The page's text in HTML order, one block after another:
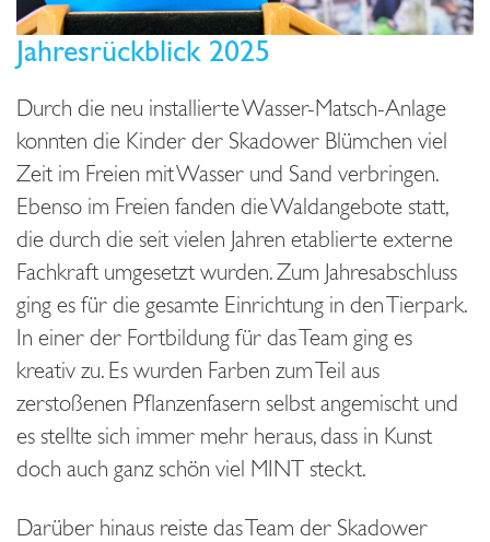
Jahresrückblick 2025
Durch die neu installierte Wasser-Matsch-Anlage
konnten die Kinder der Skadower Blümchen viel
Zeit im Freien mit Wasser und Sand verbringen.
Ebenso im Freien fanden die Waldangebote statt,
die durch die seit vielen Jahren etablierte externe
Fachkraft umgesetzt wurden. Zum Jahresabschluss
ging es für die gesamte Einrichtung in den Tierpark.
In einer der Fortbildung für das Team ging es
kreativ zu. Es wurden Farben zum Teil aus
zerstoßenen Pflanzenfasern selbst angemischt und
es stellte sich immer mehr heraus, dass in Kunst
doch auch ganz schön viel MINT steckt.
Darüber hinaus reiste das Team der Skadower